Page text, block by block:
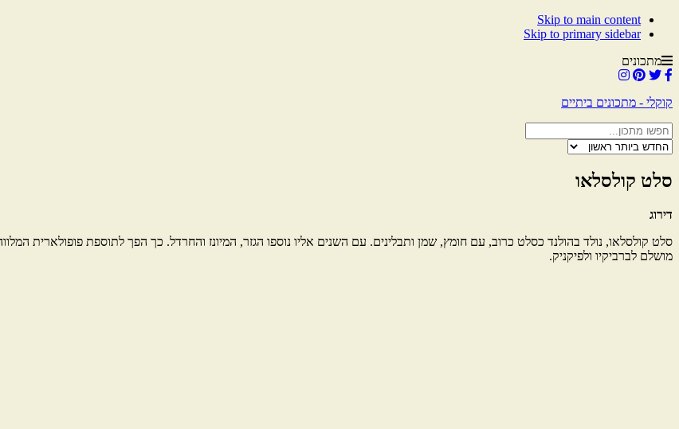
Skip to main content
Skip to primary sidebar
מתכונים
קוקלי - מתכונים ביתיים
סלט קולסלאו
דירוג
סלט קולסלאו, נולד בהולנד כסלט כרוב, עם חומץ, שמן ותבלינים. עם השנים אליו נוספו הגזר, המיונז והחרדל. כך הפך לתוספת פופולארית
מושלם לברביקיו ולפיקניק.